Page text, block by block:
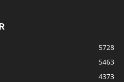
5728
5463
4373